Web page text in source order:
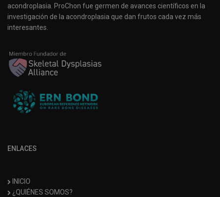
acondroplasia. ProChon fue germen de avances científicos en la
investigación de la acondroplasia que dan frutos cada vez más
interesantes.
ENLACES
INICIO
¿QUIÉNES SOMOS?